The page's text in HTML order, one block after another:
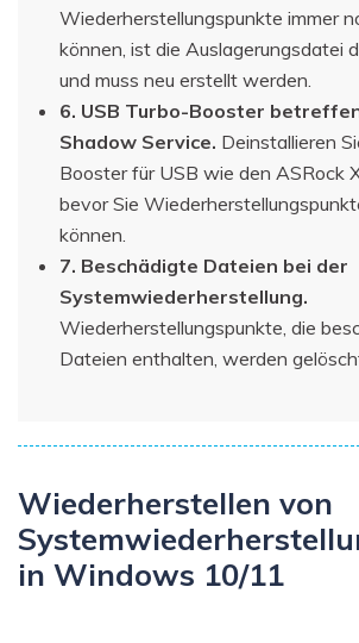
Wiederherstellungspunkte immer
können, ist die Auslagerungsdatei
und muss neu erstellt werden.
6. USB Turbo-Booster
Shadow Service. Deinstallieren
Booster für USB wie den ASRock
bevor Sie
können.
7. Beschädigte Dateien bei der
Systemwiederherstellung.
Wiederherstellungspunkte, die
Dateien enthalten, werden
Wiederherstellen von
in Windows 10/11